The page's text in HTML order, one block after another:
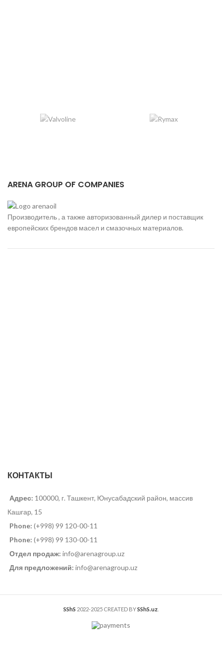
ARENA GROUP OF COMPANIES
Производитель , а также авторизованный дилер и поставщик
европейских брендов масел и смазочных материалов.
КОНТАКТЫ
Адрес: 100000, г. Ташкент, Юнусабадский район, массив
Кашгар, 15
Phone: (+998) 99 120-00-11
Phone: (+998) 99 130-00-11
Отдел продаж: info@arenagroup.uz
Для предложений: info@arenagroup.uz
SShS 2022-2025 CREATED BYSShS.uz